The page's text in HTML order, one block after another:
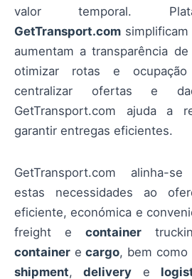
valor temporal.
GetTransport.com
aumentam a transparência
otimizar rotas e
centralizar ofertas e
GetTransport.com ajuda a
garantir entregas eficientes.
GetTransport.com alinha-
estas necessidades ao
eficiente, económica e
freight e container
container ecargo, bem
shipment,delivery e